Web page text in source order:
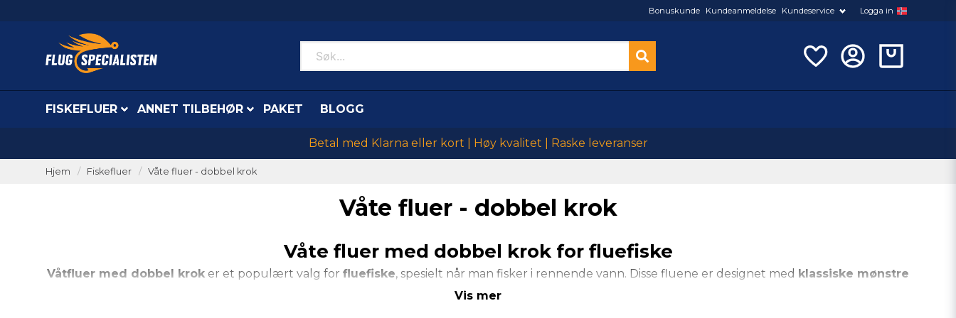
Bonuskunde Kundeanmeldelse Kundeservice Logga in
FISKEFLUER ANNET TILBEHØR PAKET BLOGG
Betal med Klarna eller kort | Høy kvalitet | Raske leveranser
Hjem Fiskefluer Våte fluer - dobbel krok
Våte fluer - dobbel krok
Våte fluer med dobbel krok for fluefiske
Våtfluer med dobbel krok er et populært valg for fluefiske, spesielt når man fisker i rennende vann. Disse fluene er designet med klassiske mønstre
røye. Endobbel krok
Vis mer